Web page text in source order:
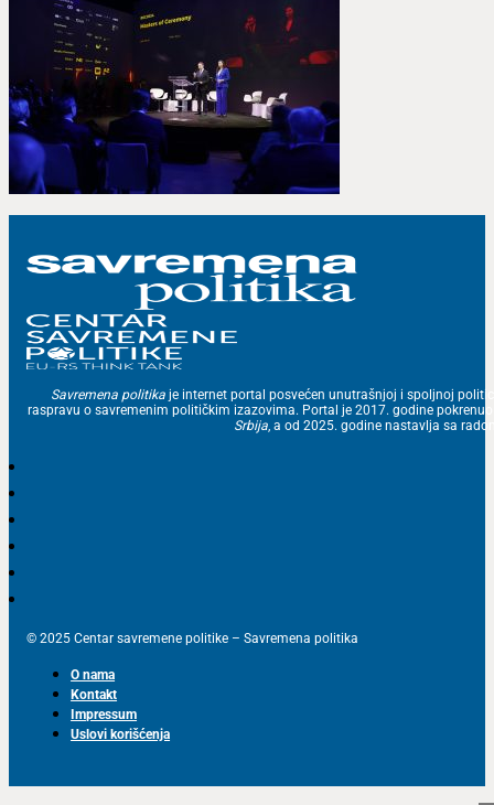
Savremena politika je internet portal posvećen unutrašnjoj i spoljnoj
raspravu o savremenim političkim izazovima. Portal je 2017. godine
Srbija, a od 2025. godine nastavlja sa
© 2025 Centar savremene politike – Savremena politika
O nama
Kontakt
Impressum
Uslovi korišćenja